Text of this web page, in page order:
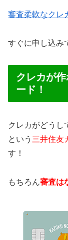
審査柔軟なクレ
すぐに申し込み
クレカが
ード！
クレカがどうし
という 三井住友
す！
もちろん審査は